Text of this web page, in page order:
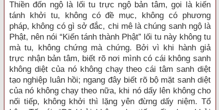
Thiền đốn ngộ là lối tu trực ngộ bản tâm, gọi là kiến
tánh khởi tu, không có đề mục, không có phương
pháp, không có gì sở đắc, chi mê là chúng sanh ngộ là
Phật, nên nói “Kiến tánh thành Phật” lối tu này không tu
mà tu, không chứng mà chứng. Bởi vì khi hành giả
trực nhận bản tâm, biết rõ nơi mình có cái không sanh
không diệt của nó không chạy theo cái tâm sanh diệt
tạo nghiệp luân hồi; ngang đây biết rõ bộ mặt sanh diệt
của nó không chạy theo nữa, khi nó dấy lên không cho
nối tiếp, không khởi thì lặng yên đừng dấy niệm. Tổ